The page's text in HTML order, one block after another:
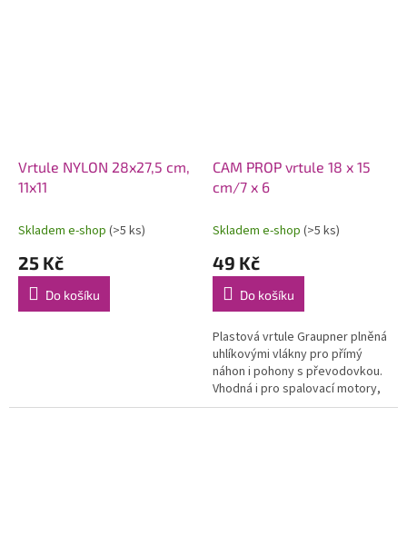
Vrtule NYLON 28x27,5 cm,
11x11
Skladem e-shop (>5 ks)
25 Kč
Do košíku
CAM PROP vrtule 18 x 15
cm/7 x 6
Skladem e-shop (>5 ks)
49 Kč
Do košíku
Plastová vrtule Graupner plněná
uhlíkovými vlákny pro přímý
náhon i pohony s převodovkou.
Vhodná i pro spalovací motory,
otvor 8 mm.